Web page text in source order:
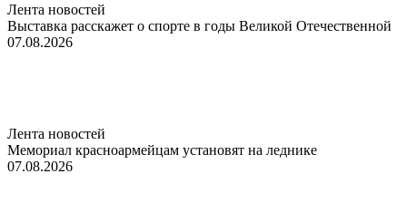
Лента новостей
Выставка расскажет о спорте в годы Великой Отечественной
07.08.2026
Лента новостей
Мемориал красноармейцам установят на леднике
07.08.2026